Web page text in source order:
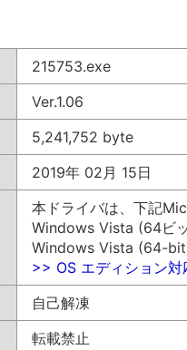
215753.exe
Ver.1.06
5,241,752 byte
2019年 02月 15日
本ドライバは、下記
Windows Vista (64ビ
Windows Vista (64-
>> OS エディション対
自己解凍
転載禁止